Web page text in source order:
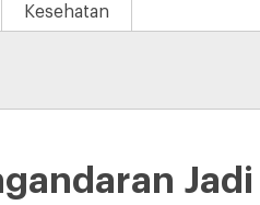
Kesehatan